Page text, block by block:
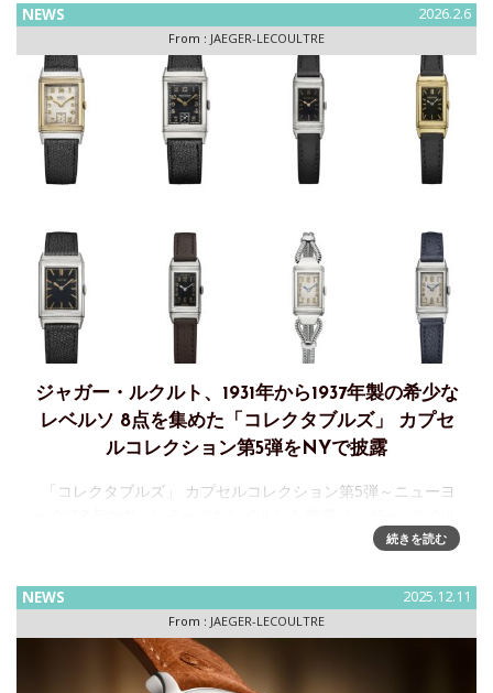
NEWS 2026.2.6
From : JAEGER-LECOULTRE
ジャガー・ルクルト、1931年から1937年製の希少な
レベルソ 8点を集めた「コレクタブルズ」 カプセ
ルコレクション第5弾をNYで披露
「コレクタブルズ」 カプセルコレクション第5弾～ニューヨ
トは、コレクター向けに厳選された1931年から1937年製の希
続きを読む
NEWS 2025.12.11
From : JAEGER-LECOULTRE